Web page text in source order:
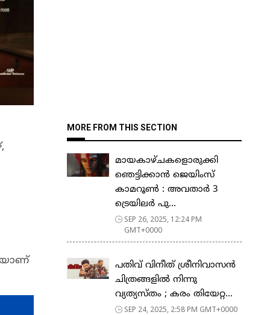
MORE FROM THIS SECTION
മായകാഴ്ചകളൊരുക്കി
ഞെട്ടിക്കാൻ ജെയിംസ്
കാമറൂൺ : അവതാർ 3
ട്രെയിലർ പു...
SEP 26, 2025, 12:24 PM
GMT+0000
പതിവ് വിനീത് ശ്രീനിവാസൻ
ചിത്രങ്ങളിൽ നിന്നു
വ്യത്യസ്തം ; കരം തിയേറ്റ...
SEP 24, 2025, 2:58 PM GMT+0000